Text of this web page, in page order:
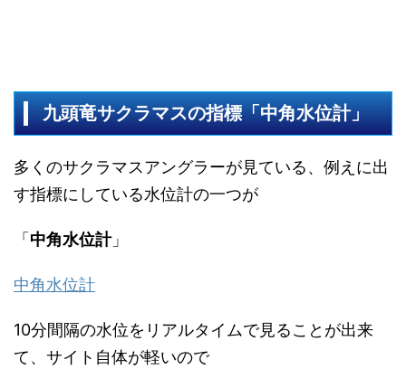
九頭竜サクラマスの指標「中角水位計」
多くのサクラマスアングラーが見ている、例えに出
す指標にしている水位計の一つが
「 中角水位計」
中角水位計
10分間隔の水位をリアルタイムで見ることが出来
て、サイト自体が軽いので